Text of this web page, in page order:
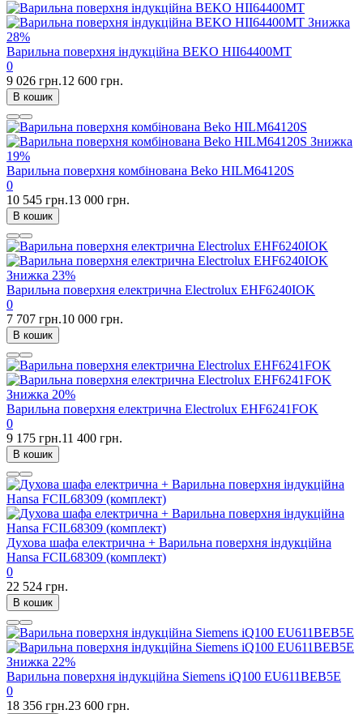
Знижка
28%
Варильна поверхня індукційна BEKO HII64400MT
0
9 026 грн.12 600 грн.
В кошик
Знижка
19%
Варильна поверхня комбінована Beko HILM64120S
0
10 545 грн.13 000 грн.
В кошик
Знижка 23%
Варильна поверхня електрична Electrolux EHF6240IOK
0
7 707 грн.10 000 грн.
В кошик
Знижка 20%
Варильна поверхня електрична Electrolux EHF6241FOK
0
9 175 грн.11 400 грн.
В кошик
Духова шафа електрична + Варильна поверхня індукційна
Hansa FCIL68309 (комплект)
0
22 524 грн.
В кошик
Знижка 22%
Варильна поверхня індукційна Siemens iQ100 EU611BEB5E
0
18 356 грн.23 600 грн.